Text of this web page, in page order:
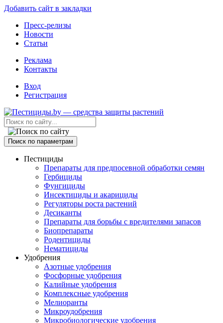
Добавить сайт в закладки
Пресс-релизы
Новости
Статьи
Реклама
Контакты
Вход
Регистрация
Поиск по параметрам
Пестициды
Препараты для предпосевной обработки семян
Гербициды
Фунгициды
Инсектициды и акарициды
Регуляторы роста растений
Десиканты
Препараты для борьбы с вредителями запасов
Биопрепараты
Родентициды
Нематициды
Удобрения
Азотные удобрения
Фосфорные удобрения
Калийные удобрения
Комплексные удобрения
Мелиоранты
Микроудобрения
Микробиологические удобрения